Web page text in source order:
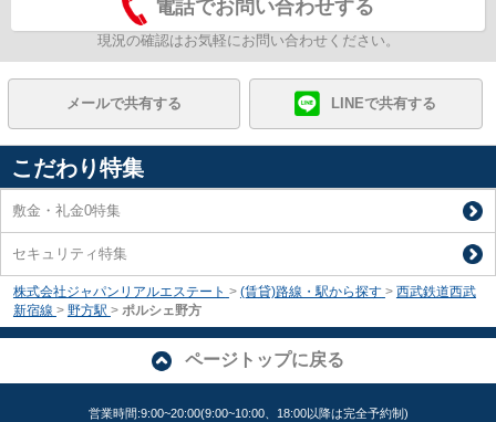
電話でお問い合わせする
現況の確認はお気軽にお問い合わせください。
メールで共有する LINEで共有する
こだわり特集
敷金・礼金0特集
セキュリティ特集
株式会社ジャパンリアルエステート > (賃貸)路線・駅から探す > 西武鉄道西武
新宿線 > 野方駅 > ポルシェ野方
ページトップに戻る
営業時間:9:00~20:00(9:00~10:00、18:00以降は完全予約制)